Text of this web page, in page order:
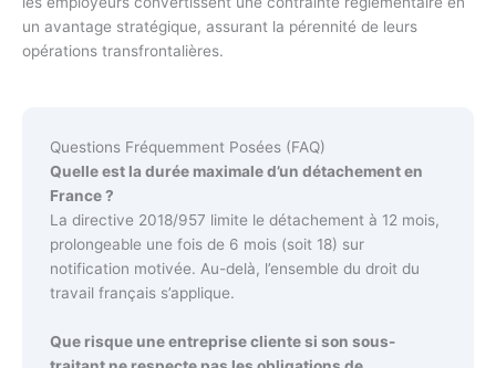
un avantage stratégique, assurant la pérennité de leurs
opérations transfrontalières.
Questions Fréquemment Posées (FAQ)
Quelle est la durée maximale d’un détachement en
France ?
La directive 2018/957 limite le détachement à 12 mois,
prolongeable une fois de 6 mois (soit 18) sur
notification motivée. Au-delà, l’ensemble du droit du
travail français s’applique.
Que risque une entreprise cliente si son sous-